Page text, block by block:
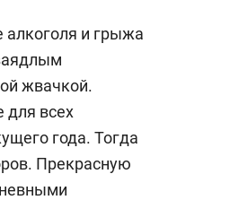
алкоголя и грыжа
жвачкой.
для всех
года. Тогда
Прекрасную